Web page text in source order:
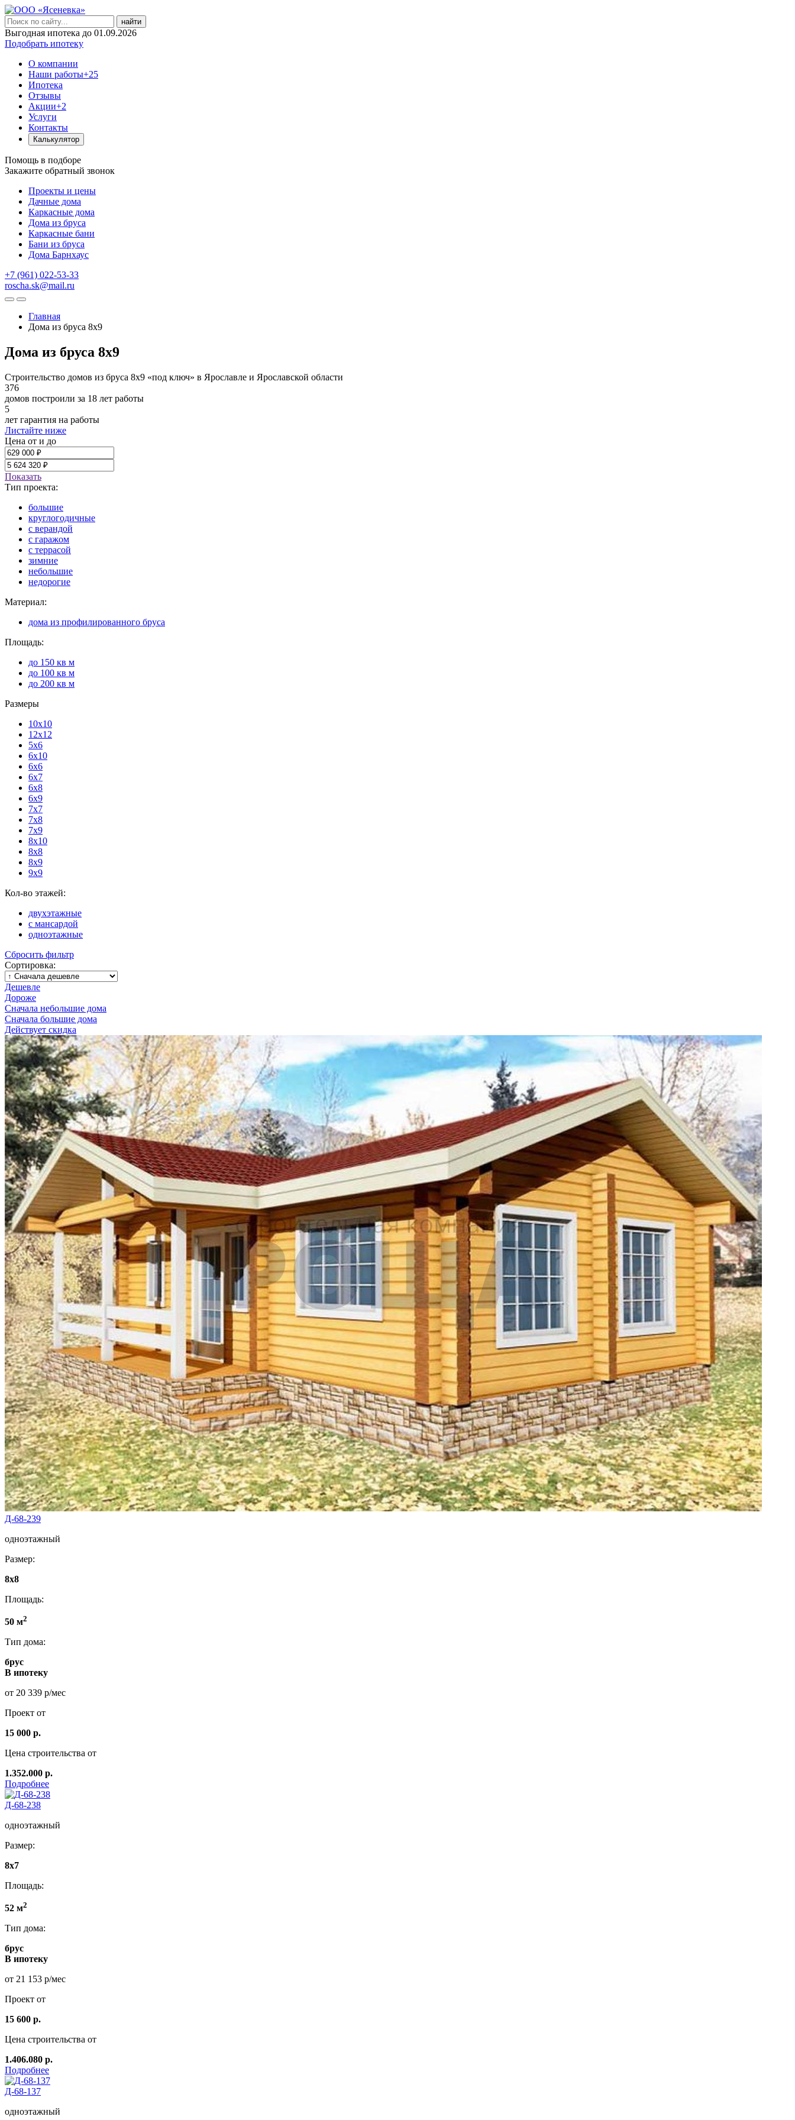
найти
Выгодная ипотека до 01.09.2026
Подобрать ипотеку
О компании
Наши работы+25
Ипотека
Отзывы
Акции+2
Услуги
Контакты
Калькулятор
Помощь в подборе
Закажите обратный звонок
Проекты и цены
Дачные дома
Каркасные дома
Дома из бруса
Каркасные бани
Бани из бруса
Дома Барнхаус
+7 (961) 022-53-33
roscha.sk@mail.ru
Главная
Дома из бруса 8x9
Дома из бруса 8x9
Строительство домов из бруса 8х9 «под ключ» в Ярославле и Ярославской области
376
домов построили за 18 лет работы
5
лет гарантия на работы
Листайте ниже
Цена от и до
Показать
Тип проекта:
большие
круглогодичные
с верандой
с гаражом
с террасой
зимние
небольшие
недорогие
Материал:
дома из профилированного бруса
Площадь:
до 150 кв м
до 100 кв м
до 200 кв м
Размеры
10x10
12x12
5x6
6x10
6x6
6x7
6x8
6x9
7x7
7x8
7x9
8x10
8x8
8x9
9x9
Кол-во этажей:
двухэтажные
с мансардой
одноэтажные
Сбросить фильтр
Сортировка:
Дешевле
Дороже
Сначала небольшие дома
Сначала большие дома
Действует скидка
Д-68-239
одноэтажный
Размер:
8x8
Площадь:
50 м2
Тип дома:
брус
В ипотеку
от 20 339 р/мес
Проект от
15 000 р.
Цена строительства от
1.352.000 р.
Подробнее
Д-68-238
одноэтажный
Размер:
8x7
Площадь:
52 м2
Тип дома:
брус
В ипотеку
от 21 153 р/мес
Проект от
15 600 р.
Цена строительства от
1.406.080 р.
Подробнее
Д-68-137
одноэтажный